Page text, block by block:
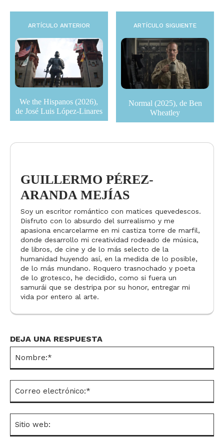
ARTÍCULO ANTERIOR
We the Hispanos (2026),
de José Luis López-Linares
ARTÍCULO SIGUIENTE
Normal (2025), de Ben
Wheatley
GUILLERMO PÉREZ-
ARANDA MEJÍAS
Soy un escritor romántico con matices quevedescos.
Disfruto con lo absurdo del surrealismo y me
apasiona encarcelarme en mi castiza torre de marfil,
donde desarrollo mi creatividad rodeado de música,
de libros, de cine y de lo más selecto de la
humanidad huyendo así, en la medida de lo posible,
de lo más mundano. Roquero trasnochado y poeta
de lo grotesco, he decidido, como si fuera un
samurái que se destripa por su honor, entregar mi
vida por entero al arte.
DEJA UNA RESPUESTA